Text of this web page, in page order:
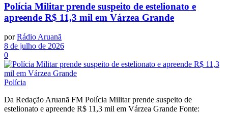
Polícia Militar prende suspeito de estelionato e
apreende R$ 11,3 mil em Várzea Grande
por Rádio Aruanã
8 de julho de 2026
0
Polícia
Da Redação Aruanã FM Polícia Militar prende suspeito de
estelionato e apreende R$ 11,3 mil em Várzea Grande Fonte: